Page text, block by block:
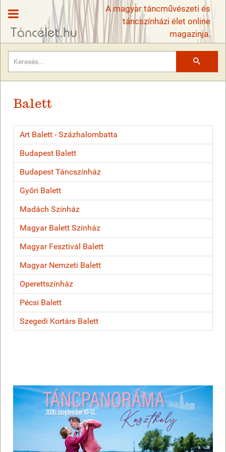
A magyar táncművészeti és
táncszínházi élet online
magazinja.
Balett
Art Balett - Százhalombatta
Budapest Balett
Budapest Táncszínház
Győri Balett
Madách Színház
Magyar Balett Színház
Magyar Fesztivál Balett
Magyar Nemzeti Balett
Operettszínház
Pécsi Balett
Szegedi Kortárs Balett